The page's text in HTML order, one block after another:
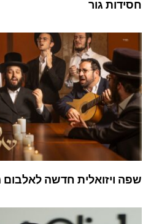
חסידות גור
שפה ויזואלית חדשה לאלבום